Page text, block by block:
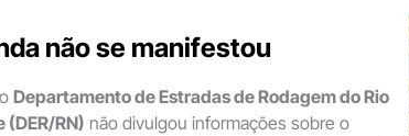
não se manifestou
Departamento de Estradas de Rodagem do Rio
(DER/RN) não divulgou informações sobre o